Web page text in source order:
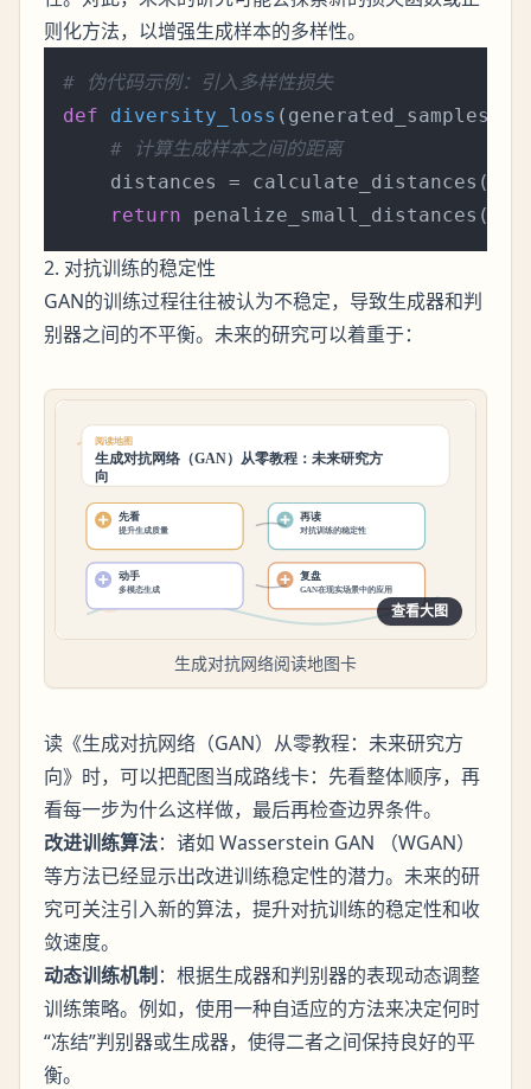
则化方法，以增强生成样本的多样性。
# 伪代码示例：引入多样性损失
def
diversity_loss ( generated_samples
# 计算生成样本之间的距离
distances =
return
2. 对抗训练的稳定性
GAN的训练过程往往被认为不稳定，导致生成器和判
别器之间的不平衡。未来的研究可以着重于：
查看大图
生成对抗网络阅读地图卡
读《生成对抗网络（GAN）从零教程：未来研究方
向》时，可以把配图当成路线卡：先看整体顺序，再
看每一步为什么这样做，最后再检查边界条件。
改进训练算法：诸如 Wasserstein GAN （WGAN）
等方法已经显示出改进训练稳定性的潜力。未来的研
究可关注引入新的算法，提升对抗训练的稳定性和收
敛速度。
动态训练机制 ：根据生成器和判别器的表现动态调整
训练策略。例如，使用一种自适应的方法来决定何时
“冻结”判别器或生成器，使得二者之间保持良好的平
衡。